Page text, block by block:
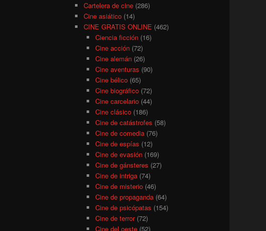
Cartelera de cine (286)
Cine asiático (14)
CINE GRATIS ONLINE (462)
Ciencia ficción(16)
Cine acción(72)
Cine alemán(26)
Cine aventuras (90)
Cine bélico(65)
Cine biográfico(72)
Cine carcelario(44)
Cine clásico(186)
Cine de catástrofes (58)
Cine de comedia(76)
Cine de espías (12)
Cine de evasión(169)
Cine de gánsteres (27)
Cine de intriga(74)
Cine de misterio(46)
Cine de propaganda(64)
Cine de psicópatas (154)
Cine de terror(72)
Cine del oeste(52)